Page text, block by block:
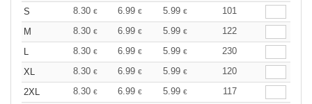
S
8.30 € 6.99 € 5.99 €
101
M
8.30 € 6.99 € 5.99 €
122
8.30 € 6.99 € 5.99 €
230
XL
8.30 € 6.99 € 5.99 €
120
2XL
8.30 € 6.99 € 5.99 €
117